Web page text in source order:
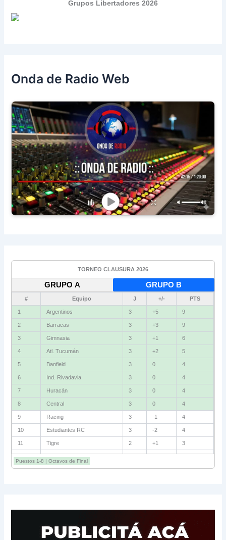
Grupos Libertadores 2026
Onda de Radio Web
TORNEO CLAUSURA 2026
GRUPO A GRUPO B
# Equipo J +/- PTS
1 Argentinos 3 +5 9
2 Barracas 3 +3 9
3 Gimnasia 3 +1 6
4 Atl. Tucumán 3 +2 5
5 Banfield 3 0 4
6 Ind. Rivadavia 3 0 4
7 Huracán 3 0 4
8 Central 3 0 4
9 Racing 3 -1 4
10 Estudiantes RC 3 -2 4
11 Tigre 2 +1 3
12 Belgrano
13 Sarmiento 3 -1 3
Puestos 1-8 | Octavos de Final